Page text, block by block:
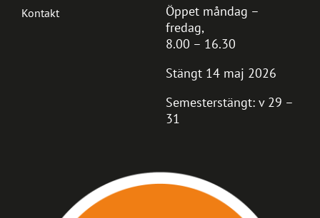
Öppet måndag –
fredag,
8.00 – 16.30
Stängt 14 maj 2026
Semesterstängt: v 29 –
31
Kontakt